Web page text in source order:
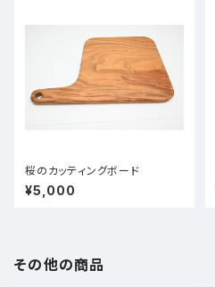
桜のカッティングボード
¥5,000
その他の商品